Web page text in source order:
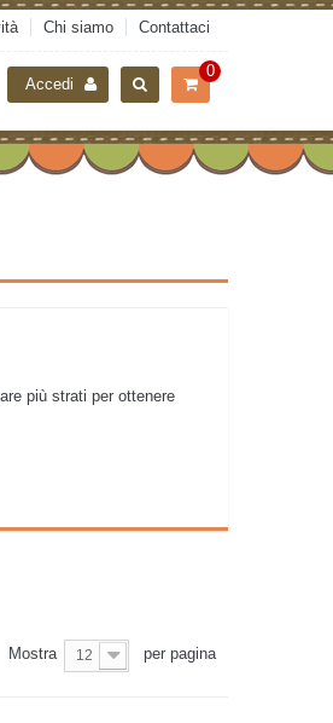
Chi siamo Contattaci
0
Accedi
più strati per ottenere
Mostra 12 per pagina